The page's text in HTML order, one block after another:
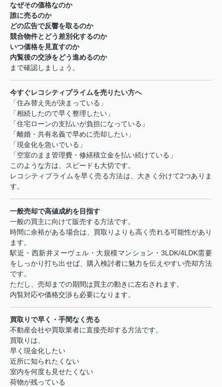
なぜその価格なのか
誰に売るのか
どの広告で反響を取るのか
競合物件とどう差別化するのか
いつ価格を見直すのか
内覧後の交渉をどう進めるのか
まで確認しましょう。
今すぐレコシティプライムを売りたい方へ
「住み替え先が決まっている」
「相続したので早く整理したい」
「住宅ローンの支払いが負担になっている」
「離婚・共有名義で早めに売却したい」
「現金化を急いでいる」
「空室のまま管理費・修繕積立金を払い続けている」
このような方は、スピードも大切です。
レコシティプライムを早く売る方法は、大きく分けて2つありま
す。
一般売却で高値成約を目指す
一般の買主に向けて販売する方法です。
時間に余裕がある場合は、買取りよりも高く売れる可能性があり
ます。
駅近・西新井ヌーヴェル・大規模マンション・ 3LDK/4LDK需要
をしっかり打ち出せば、購入検討者に魅力を伝えやすい売却方法
です。
ただし、売却までの期間は買主の動きに左右されます。
内覧対応や価格交渉も必要になります。
買取りで早く・手間なく売る
不動産会社や買取業者に直接売却する方法です。
買取りは、
早く現金化したい
近所に知られたくない
室内を何度も見せたくない
荷物が残っている